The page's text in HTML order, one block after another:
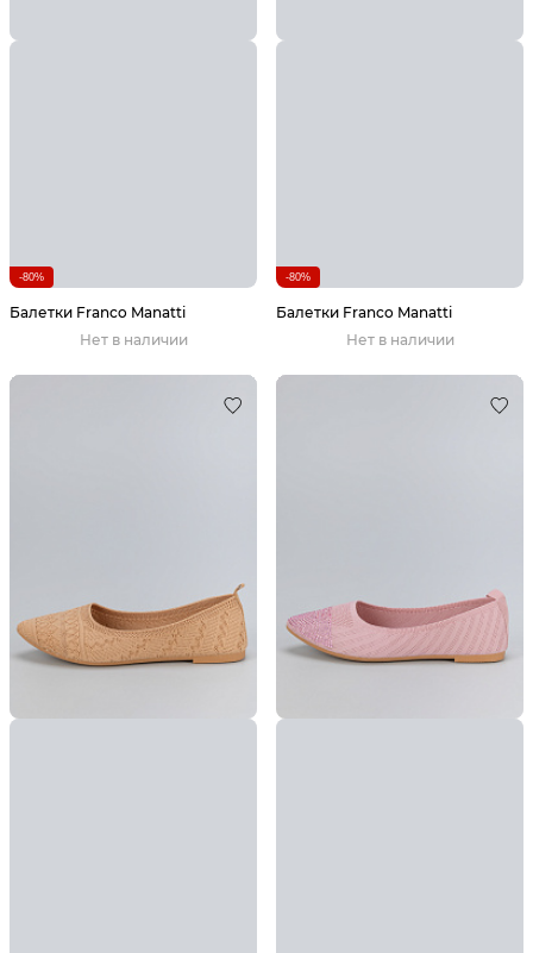
-80%
Балетки Franco Manatti
Нет в наличии
-80%
Балетки Franco Manatti
Нет в наличии